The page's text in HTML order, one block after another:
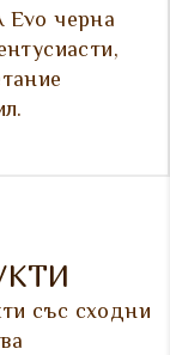
Evo черна
със сходни